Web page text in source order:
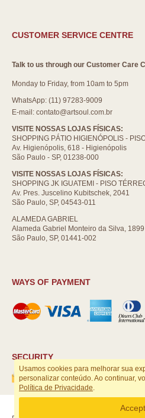
CUSTOMER SERVICE CENTRE
Talk to us through our Customer Care
Monday to Friday, from 10am to 5pm
WhatsApp: (11) 97283-9009
E-mail: contato@artsoul.com.br
VISITE NOSSAS LOJAS FÍSICAS:
SHOPPING PÁTIO HIGIENÓPOLIS -
Av. Higienópolis, 618 - Higienópolis
São Paulo - SP, 01238-000
VISITE NOSSAS LOJAS FÍSICAS:
SHOPPING JK IGUATEMI - PISO
Av. Pres. Juscelino Kubitschek, 2041
São Paulo, SP, 04543-011
ALAMEDA GABRIEL
Alameda Gabriel Monteiro da Silva, 1899
São Paulo, SP, 01441-002
WAYS OF PAYMENT
SECURITY
ARTSOUL COMUNICAÇÃO DIGITAL
Usamos cookies para melhorar sua
personalizar conteúdo. Ao continuar,
Política de Privacidade.
Accept